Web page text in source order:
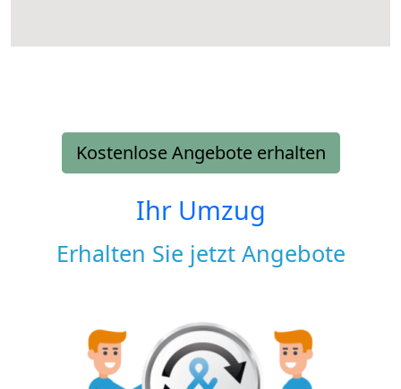
Kostenlose Angebote erhalten
Ihr Umzug
Erhalten Sie jetzt Angebote